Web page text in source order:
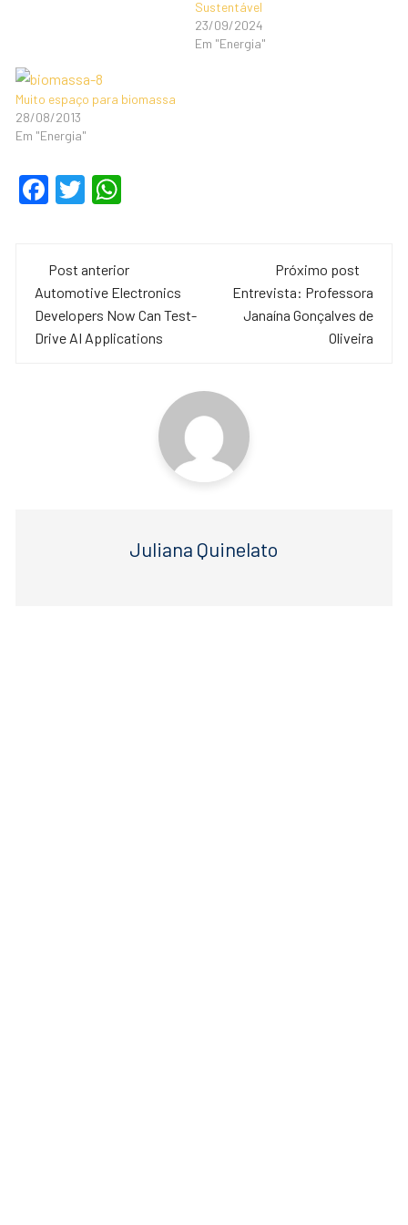
Sustentável
23/09/2024
Em "Energia"
Muito espaço para biomassa
28/08/2013
Em "Energia"
F
e
b
o
T
er s
A
p
Navegação
de
post
Post anterior
Automotive Electronics
Developers Now Can Test-
Drive AI Applications
Próximo post
Entrevista: Professora
Janaína Gonçalves de
Oliveira
Juliana Quinelato